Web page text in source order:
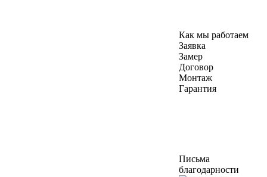
Как мы работаем
Заявка
Замер
Договор
Монтаж
Гарантия
Письма
благодарности